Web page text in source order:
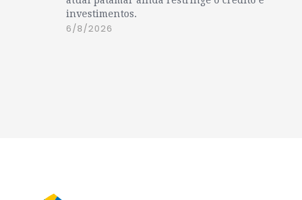
investimentos.
6/8/2026